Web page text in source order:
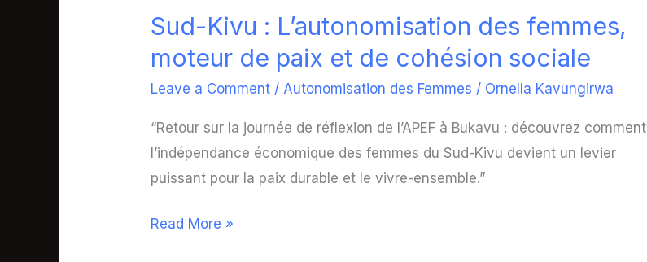
Sud-Kivu : L’autonomisation des femmes,
moteur de paix et de cohésion sociale
Leave a Comment / Autonomisation des Femmes / Ornella Kavungirwa
“Retour sur la journée de réflexion de l’APEF à Bukavu : découvrez comment
l’indépendance économique des femmes du Sud-Kivu devient un levier
puissant pour la paix durable et le vivre-ensemble.”
:
L’autonomisation
moteur
de
paix
de
Read More »